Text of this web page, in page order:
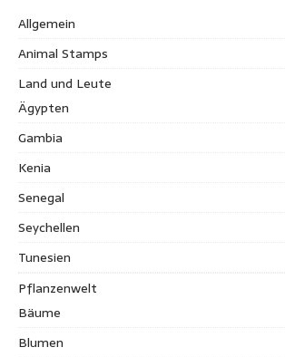
Allgemein
Animal Stamps
Land und Leute
Ägypten
Gambia
Kenia
Senegal
Seychellen
Tunesien
Pflanzenwelt
Bäume
Blumen